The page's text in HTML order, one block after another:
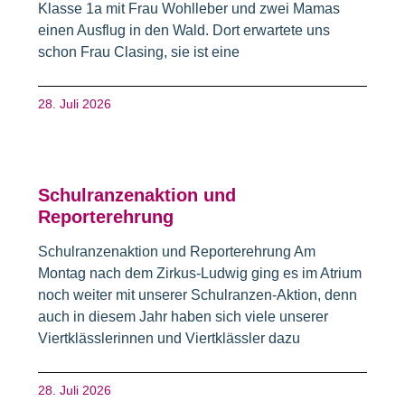
Klasse 1a mit Frau Wohlleber und zwei Mamas
einen Ausflug in den Wald. Dort erwartete uns
schon Frau Clasing, sie ist eine
28. Juli 2026
Schulranzenaktion und
Reporterehrung
Schulranzenaktion und Reporterehrung Am
Montag nach dem Zirkus-Ludwig ging es im Atrium
noch weiter mit unserer Schulranzen-Aktion, denn
auch in diesem Jahr haben sich viele unserer
Viertklässlerinnen und Viertklässler dazu
28. Juli 2026